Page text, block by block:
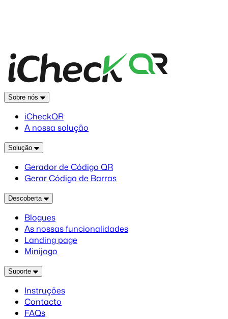
Sobre nós
iCheckQR
A nossa solução
Solução
Gerador de Código QR
Gerar Código de Barras
Descoberta
Blogues
As nossas funcionalidades
Landing page
Minijogo
Suporte
Instruções
Contacto
FAQs